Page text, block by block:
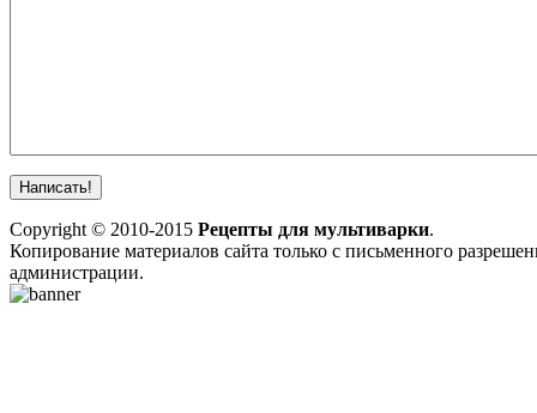
Copyright © 2010-2015 Рецепты для мультиварки.
Копирование материалов сайта только с письменного
администрации.